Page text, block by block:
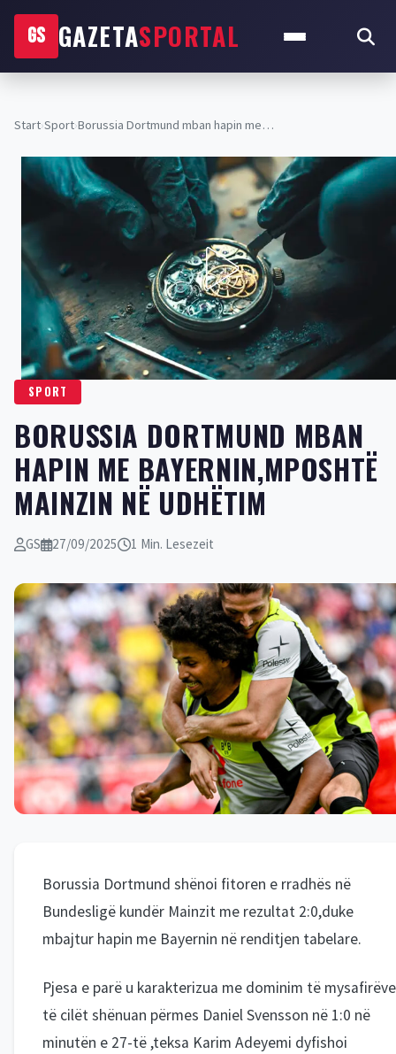
GS GAZETASPORTAL
Start›Sport›Borussia Dortmund mban hapin me…
SPORT
BORUSSIA DORTMUND MBAN
HAPIN ME BAYERNIN,MPOSHTË
MAINZIN NË UDHËTIM
GS 27/09/2025 1 Min. Lesezeit
Borussia Dortmund shënoi fitoren e rradhës në
Bundesligë kundër Mainzit me rezultat 2:0,duke
mbajtur hapin me Bayernin në renditjen tabelare.
Pjesa e parë u karakterizua me dominim të mysafirëve
të cilët shënuan përmes Daniel Svensson në 1:0 në
minutën e 27-të ,teksa Karim Adeyemi dyfishoi